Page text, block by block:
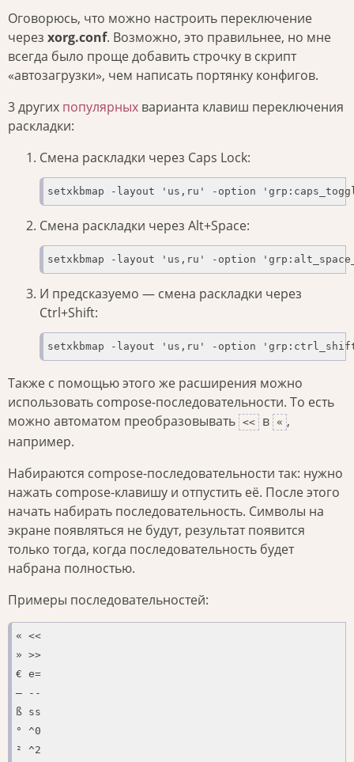
Оговорюсь, что можно настроить переключение
через xorg.conf. Возможно, это правильнее, но мне
всегда было проще добавить строчку в скрипт
«автозагрузки», чем написать портянку конфигов.
3 других популярных варианта клавиш переключения
раскладки:
Смена раскладки через Caps Lock:
setxkbmap -layout 'us,ru' -option
Смена раскладки через Alt+Space:
setxkbmap -layout 'us,ru' -option
И предсказуемо — смена раскладки через
Сtrl+Shift:
setxkbmap -layout 'us,ru' -option
Также с помощью этого же расширения можно
использовать compose-последовательности. То есть
можно автоматом преобразовывать << в « ,
например.
Набираются compose-последовательности так: нужно
нажать compose-клавишу и отпустить её. После этого
начать набирать последовательность. Символы на
экране появляться не будут, результат появится
только тогда, когда последовательность будет
набрана полностью.
Примеры последовательностей:
« <<
» >>
€ e=
— --
ß ss
° ^0
² ^2